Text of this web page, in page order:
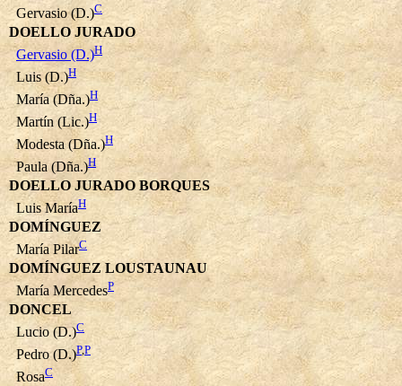
Gervasio (D.)C
DOELLO JURADO
Gervasio (D.)H
Luis (D.)H
María (Dña.)H
Martín (Lic.)H
Modesta (Dña.)H
Paula (Dña.)H
DOELLO JURADO BORQUES
Luis MaríaH
DOMÍNGUEZ
María PilarC
DOMÍNGUEZ LOUSTAUNAU
María MercedesP
DONCEL
Lucio (D.)C
Pedro (D.)P,P
RosaC